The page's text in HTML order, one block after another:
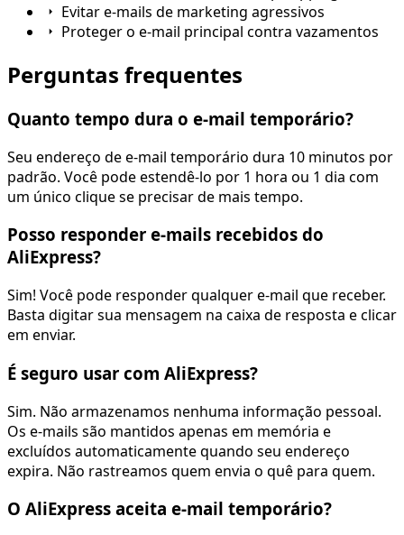
Evitar e-mails de marketing agressivos
Proteger o e-mail principal contra vazamentos
Perguntas frequentes
Quanto tempo dura o e-mail temporário?
Seu endereço de e-mail temporário dura 10 minutos por
padrão. Você pode estendê-lo por 1 hora ou 1 dia com
um único clique se precisar de mais tempo.
Posso responder e-mails recebidos do
AliExpress?
Sim! Você pode responder qualquer e-mail que receber.
Basta digitar sua mensagem na caixa de resposta e clicar
em enviar.
É seguro usar com AliExpress?
Sim. Não armazenamos nenhuma informação pessoal.
Os e-mails são mantidos apenas em memória e
excluídos automaticamente quando seu endereço
expira. Não rastreamos quem envia o quê para quem.
O AliExpress aceita e-mail temporário?